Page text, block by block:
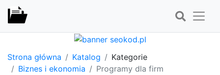
Strona główna Katalog
Kategorie
Biznes i ekonomia
Programy dla firm